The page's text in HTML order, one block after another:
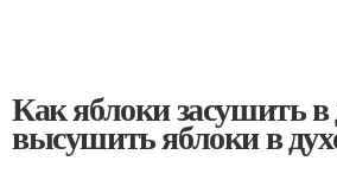
Как яблоки засушить в
высушить яблоки в